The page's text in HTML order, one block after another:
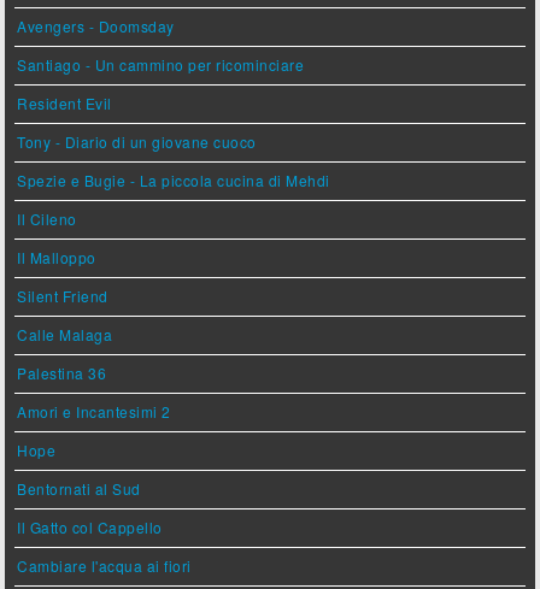
Avengers - Doomsday
Santiago - Un cammino per ricominciare
Resident Evil
Tony - Diario di un giovane cuoco
Spezie e Bugie - La piccola cucina di Mehdi
Il Cileno
Il Malloppo
Silent Friend
Calle Malaga
Palestina 36
Amori e Incantesimi 2
Hope
Bentornati al Sud
Il Gatto col Cappello
Cambiare l'acqua ai fiori